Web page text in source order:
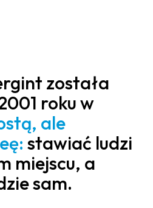
została
roku w
ale
stawiać ludzi
miejscu, a
sam.